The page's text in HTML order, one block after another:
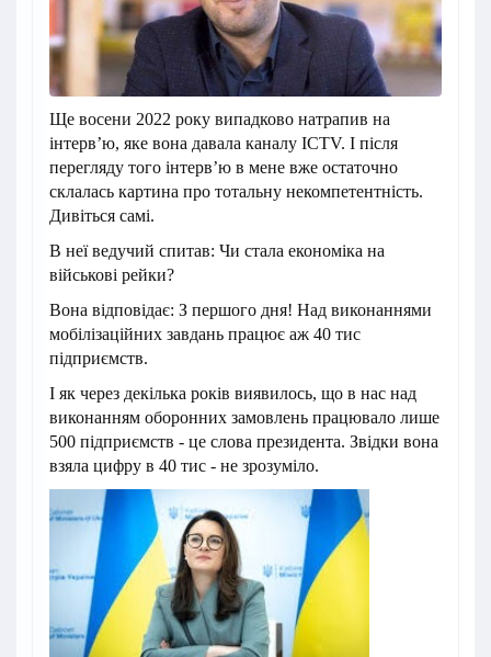
Ще восени 2022 року випадково натрапив на
інтерв’ю, яке вона давала каналу ICTV. І після
перегляду того інтервʼю в мене вже остаточно
склалась картина про тотальну некомпетентність.
Дивіться самі.
В неї ведучий спитав: Чи стала економіка на
військові рейки?
Вона відповідає: З першого дня! Над виконаннями
мобілізаційних завдань працює аж 40 тис
підприємств.
І як через декілька років виявилось, що в нас над
виконанням оборонних замовлень працювало лише
500 підприємств - це слова президента. Звідки вона
взяла цифру в 40 тис - не зрозуміло.